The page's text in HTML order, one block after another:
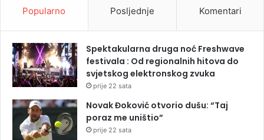
Popularno Posljednje Komentari
Spektakularna druga noć Freshwave
festivala : Od regionalnih hitova do
svjetskog elektronskog zvuka
prije 22 sata
Novak Đoković otvorio dušu: “Taj
poraz me uništio”
prije 22 sata